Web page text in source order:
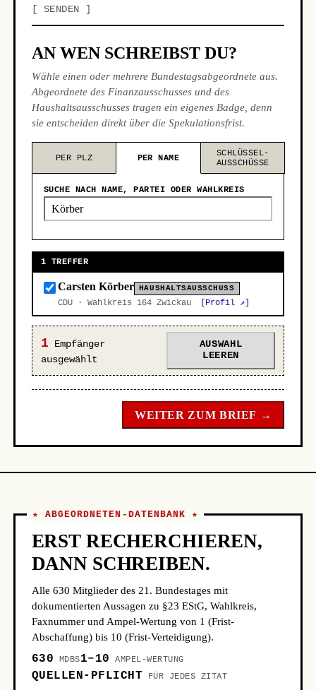
SENDEN
AN WEN SCHREIBST DU?
Wähle einen oder mehrere Bundestagsabgeordnete aus.
Abgeordnete des Finanzausschusses und des
Haushaltsausschusses tragen ein eigenes Badge, denn
sie entscheiden direkt über die Spekulationsfrist.
PER PLZ PER NAME
SCHLÜSSEL-
AUSSCHÜSSE
SUCHE NACH NAME, PARTEI ODER WAHLKREIS
1 TREFFER
Carsten Körber HAUSHALTSAUSSCHUSS
CDU · Wahlkreis 164 Zwickau [Profil ↗]
1 Empfänger
ausgewählt
AUSWAHL
LEEREN
WEITER ZUM BRIEF →
★ ABGEORDNETEN-DATENBANK ★
ERST RECHERCHIEREN,
DANN SCHREIBEN.
Alle 630 Mitglieder des 21. Bundestages mit
dokumentierten Aussagen zu §23 EStG, Wahlkreis,
Faxnummer und Ampel-Wertung von 1 (Frist-
Abschaffung) bis 10 (Frist-Verteidigung).
630 MDBS1–10 AMPEL-WERTUNG
QUELLEN-PFLICHT FÜR JEDES ZITAT